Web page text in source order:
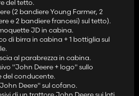
nella parte anteriore del tetto.
sui lati della griglia.
parte superiore del parabrezza e 2 sulla
lampeggiante nella parte
nella cabina sul lato sinistro.
sul volante.
nella cabina anteriore.
del tetto.
(2 bandiere Young Farmer, 2
e 2 bandiere francesi) sul tetto).
JD in cabina.
di birra in cabina + 1 bottiglia sul
al parabrezza in cabina.
"John Deere + logo" sullo
del conducente.
Deere" sul cofano.